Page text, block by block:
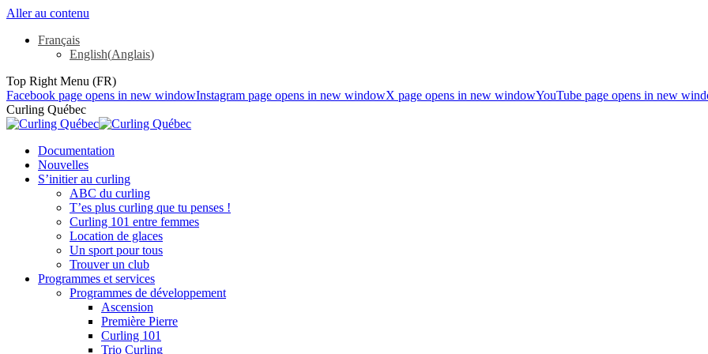
Aller au contenu
Français
English(Anglais)
Top Right Menu (FR)
Facebook page opens in new windowInstagram page opens in new windowX page opens in new windowYouTube page opens in new
Curling Québec
Documentation
Nouvelles
S’initier au curling
ABC du curling
T’es plus curling que tu penses !
Curling 101 entre femmes
Location de glaces
Un sport pour tous
Trouver un club
Programmes et services
Programmes de développement
Ascension
Première Pierre
Curling 101
Trio Curling